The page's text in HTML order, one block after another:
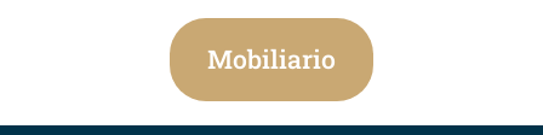
Mobiliario